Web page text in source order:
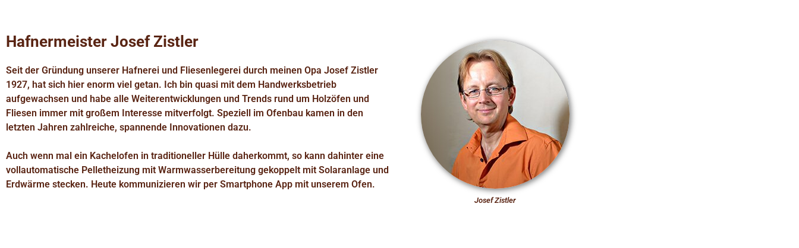
Hafnermeister Josef Zistler
Seit der Gründung unserer Hafnerei und Fliesenlegerei durch meinen Opa Josef Zistler
1927, hat sich hier enorm viel getan. Ich bin quasi mit dem Handwerksbetrieb
aufgewachsen und habe alle Weiterentwicklungen und Trends rund um Holzöfen und
Fliesen immer mit großem Interesse mitverfolgt. Speziell im Ofenbau kamen in den
letzten Jahren zahlreiche, spannende Innovationen dazu.
Auch wenn mal ein Kachelofen in traditioneller Hülle daherkommt, so kann dahinter eine
vollautomatische Pelletheizung mit Warmwasserbereitung gekoppelt mit Solaranlage und
Erdwärme stecken. Heute kommunizieren wir per Smartphone App mit unserem Ofen.
Josef Zistler